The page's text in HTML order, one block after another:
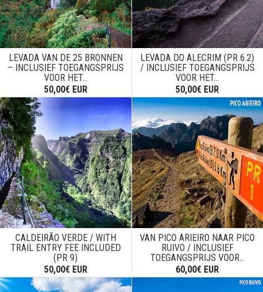
LEVADA VAN DE 25 BRONNEN
– INCLUSIEF TOEGANGSPRIJS
VOOR HET...
50,00€ EUR
LEVADA DO ALECRIM (PR 6.2)
/ INCLUSIEF TOEGANGSPRIJS
VOOR HET...
50,00€ EUR
CALDEIRÃO VERDE / WITH
TRAIL ENTRY FEE INCLUDED
(PR 9)
50,00€ EUR
VAN PICO ARIEIRO NAAR PICO
RUIVO / INCLUSIEF
TOEGANGSPRIJS VOOR...
60,00€ EUR